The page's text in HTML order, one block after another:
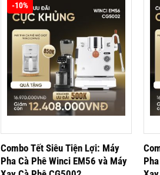
-10%
Combo Tết Siêu Tiện Lợi: Máy
Pha Cà Phê Winci EM56 và Máy